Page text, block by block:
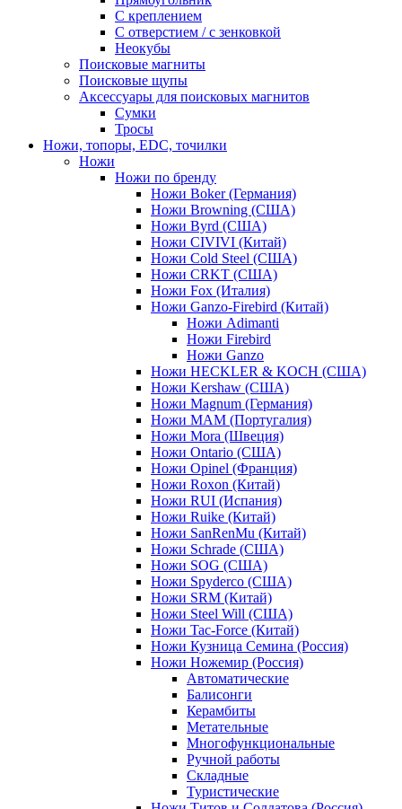
С креплением
С отверстием / с зенковкой
Неокубы
Поисковые магниты
Поисковые щупы
Аксессуары для поисковых магнитов
Сумки
Тросы
Ножи, топоры, EDC, точилки
Ножи
Ножи по бренду
Ножи Boker (Германия)
Ножи Browning (США)
Ножи Byrd (США)
Ножи CIVIVI (Китай)
Ножи Cold Steel (США)
Ножи CRKT (США)
Ножи Fox (Италия)
Ножи Ganzo-Firebird (Китай)
Ножи Adimanti
Ножи Firebird
Ножи Ganzo
Ножи HECKLER & KOCH (США)
Ножи Kershaw (США)
Ножи Magnum (Германия)
Ножи MAM (Португалия)
Ножи Mora (Швеция)
Ножи Ontario (США)
Ножи Opinel (Франция)
Ножи Roxon (Китай)
Ножи RUI (Испания)
Ножи Ruike (Китай)
Ножи SanRenMu (Китай)
Ножи Schrade (США)
Ножи SOG (США)
Ножи Spyderco (США)
Ножи SRM (Китай)
Ножи Steel Will (США)
Ножи Tac-Force (Китай)
Ножи Кузница Семина (Россия)
Ножи Ножемир (Россия)
Автоматические
Балисонги
Керамбиты
Метательные
Многофункциональные
Ручной работы
Складные
Туристические